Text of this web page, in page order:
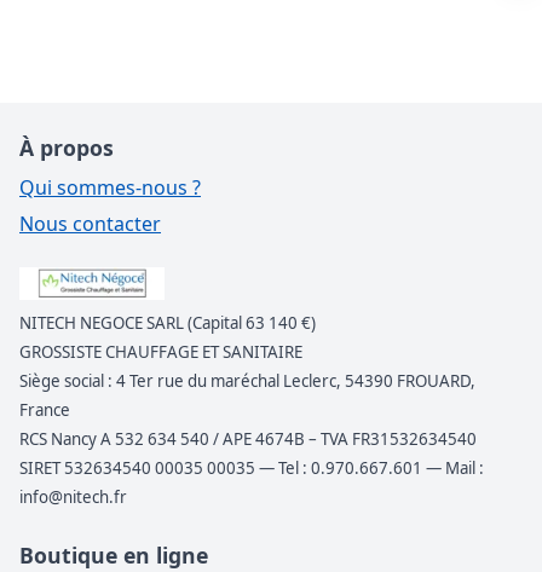
À propos
Qui sommes-nous ?
Nous contacter
NITECH NEGOCE SARL (Capital 63 140 €)
GROSSISTE CHAUFFAGE ET SANITAIRE
Siège social : 4 Ter rue du maréchal Leclerc, 54390 FROUARD,
France
RCS Nancy A 532 634 540 / APE 4674B – TVA FR31532634540
SIRET 532634540 00035 00035 — Tel : 0.970.667.601 — Mail :
info@nitech.fr
Boutique en ligne